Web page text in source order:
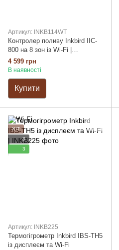
Артикул: INKB114WT
Контролер поливу Inkbird IIC-
800 на 8 зон із Wi-Fi |
керування через додаток, 4
цикли, підтримка датчика
дощу, ручний та автоматичний
режими
4 599 грн
В наявності
Купити
ХІТ
3
3
Артикул: INKB225
Термогігрометр Inkbird IBS-TH5
із дисплеєм та Wi-Fi